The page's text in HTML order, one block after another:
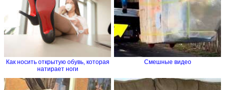
Как носить открытую обувь, которая
натирает ноги
Смешные видео